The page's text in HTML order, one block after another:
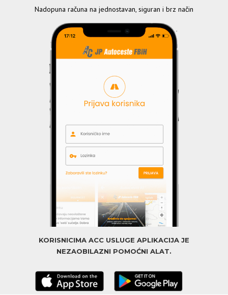
Nadopuna računa na jednostavan, siguran i brz način
KORISNICIMA ACC USLUGE APLIKACIJA JE
NEZAOBILAZNI POMOĆNI ALAT.